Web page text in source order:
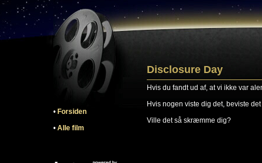
• Forsiden
• Alle film
Disclosure Day
Hvis du fandt ud af, at vi ikke var
Hvis nogen viste dig det, beviste
Ville det så skræmme dig?